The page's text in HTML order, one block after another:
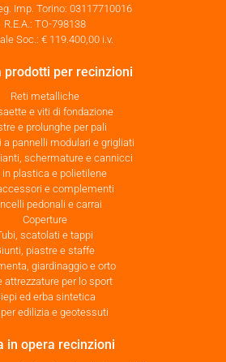
Imp. Torino: 03117710016
R.E.A.: TO-798138
Soc.: € 119.400,00 i.v.
prodotti per recinzioni
Reti metalliche
e viti di fondazione
e prolunghe per pali
a pannelli modulari e grigliati
schermature e cannicci
in plastica e polietilene
e complementi
pedonali e carrai
Coperture
scatolati e tappi
piastre e staffe
giardinaggio e orto
attrezzature per lo sport
ed erba sintetica
per edilizia e geotessuti
in opera recinzioni